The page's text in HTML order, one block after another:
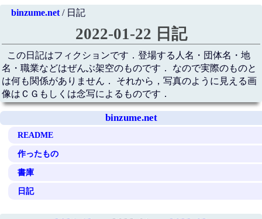
binzume.net/ 日記
2022-01-22 日記
この日記はフィクションです．登場する人名・団体名・地
名・職業などはぜんぶ架空のものです． なので実際のものと
は何も関係がありません． それから，写真のように見える画
像はＣＧもしくは念写によるものです．
binzume.net
README
作ったもの
書庫
日記